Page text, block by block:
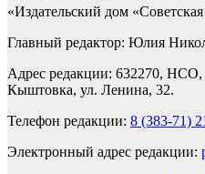
«Издательский дом
Главный редактор: Юлия
Адрес редакции: 632270,
Кыштовка, ул. Ленина, 32.
Телефон редакции: 8 (383-71)
Электронный адрес редакции: